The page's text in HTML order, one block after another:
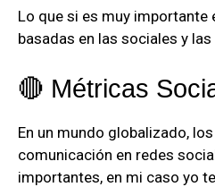
Lo que si es muy
basadas en las sociales y
🔴 Métricas
En un mundo globalizado,
comunicación en redes
importantes, en mi caso yo